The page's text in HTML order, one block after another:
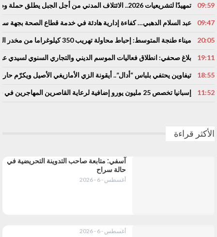
09:59 تمهيدًا لتشريعيات 2026.. الائتلاف المدني من أجل الجبل يطلق حملة وطنية للمطالبة بـ”تعاقد سياسي منصف” مع المناطق الجبلية
09:47 عبد السلام الدهبي… كفاءة إدارية هادئة في خدمة قطاع الصحة
20:05 ميناء طنجة المتوسط: إحباط محاولة تهريب 350 كيلوغراما من مخدر الشيرا بفاكهة الدلاح
19:11 بلاغ صحفي: انطلاق فعاليات الموسم الديني والتجاري السنوي لسيدي
18:55 تيفاوين يحتفي بلباس “أدال”.. أيقونة الزي الأمازيغي الأصيل ويكرّم
11:52 إسبانيا تخصص 25 مليون يورو إضافية لرعاية القاصرين المهاجرين في سبتة
الأكثر قراءة
آسفي: متابعة صاحب التدوينة التحريضية في
حالة سراح
أغسطس - 6 - 2026
أغسطس - 6 - 2026